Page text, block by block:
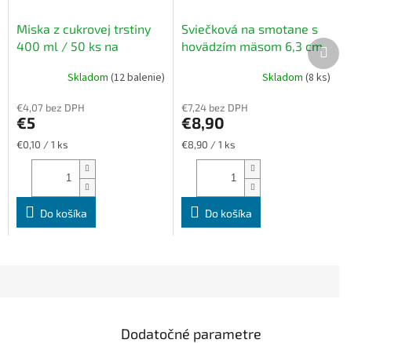
Miska z cukrovej trstiny
400 ml / 50 ks na
studených jedál
Skladom(12 balenie)
€4,07 bez DPH
€5
Jednotková
cena:
€0,10 / 1 ks
Do košíka
Sviečková na smotane s
hovädzím mäsom 6,3 cm
x 10 cm / 400g - stačí len
zohriať a uvariť prílohu
Skladom (8 ks)
€7,24 bez DPH
€8,90
Jednotková
cena:
€8,90 / 1 ks
Do košíka
Ďalší
produkt
Dodatočné parametre